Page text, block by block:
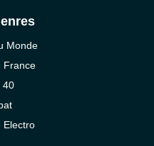
Monde
France
40
Electro